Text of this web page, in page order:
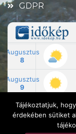
GDPR
Tájékoztatjuk,
érdekében sütiket